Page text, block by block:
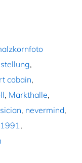
,
cobain,
, Markthalle,
, nevermind,
,